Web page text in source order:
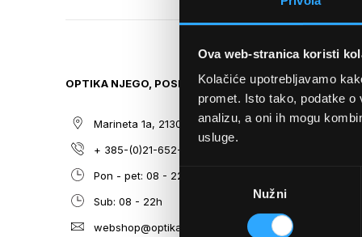
Ova web-stranica koristi
Kolačiće upotrebljavamo
promet. Isto tako, podatke
analizu, a oni ih mogu
usluge.
Odabir
Nužni
THE
THE
GALLERY
OPTIKA NJEGO, POSLOVNICA 1
Marineta 1a, 21300 Makarska
+ 385-(0)21-652-102
Pon - pet: 08 - 22h,
Sub: 08 - 22h
webshop@optikanjego.hr
SITEMAP
O nama
Optika